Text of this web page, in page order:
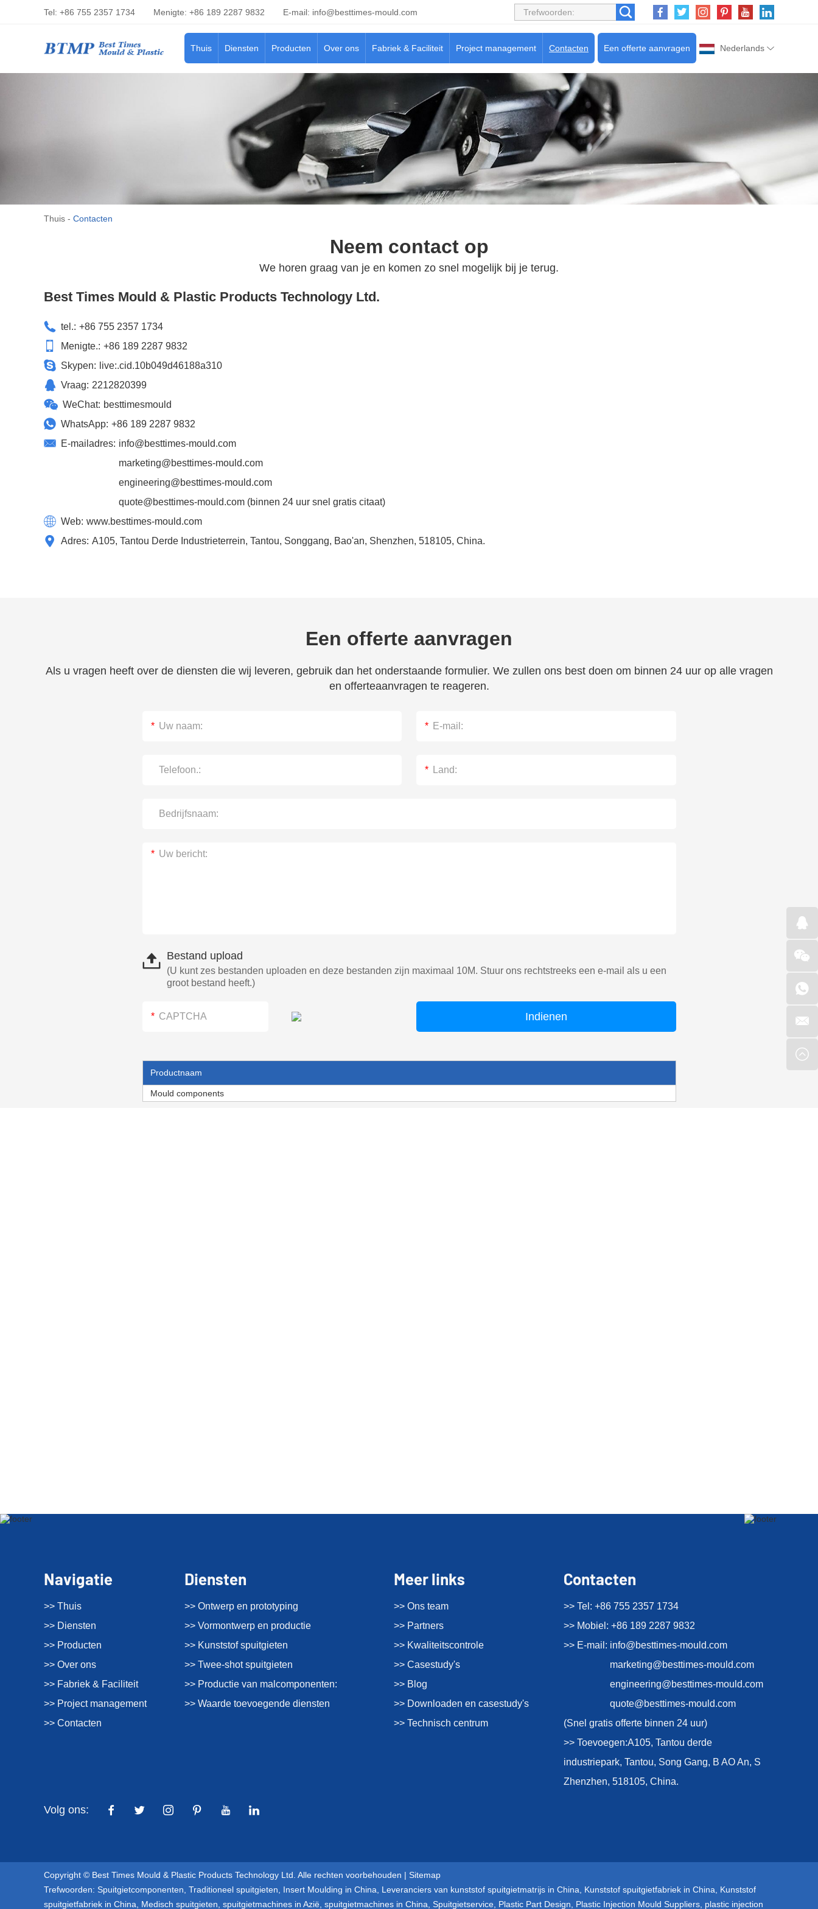
Tel: +86 755 2357 1734 Menigte: +86 189 2287 9832 E-mail: info@besttimes-mould.com
Nederlands
Een offerte aanvragen
Thuis Diensten Producten Over ons Fabriek & Faciliteit Project management Contacten
Thuis - Contacten
Neem contact op
We horen graag van je en komen zo snel mogelijk bij je terug.
Best Times Mould & Plastic Products Technology Ltd.
tel.: +86 755 2357 1734
Menigte.: +86 189 2287 9832
Skypen:
live:.cid.10b049d46188a310
Vraag: 2212820399
WeChat: besttimesmould
WhatsApp: +86 189 2287 9832
E-mailadres: info@besttimes-mould.com
marketing@besttimes-mould.com
engineering@besttimes-mould.com
quote@besttimes-mould.com (binnen 24 uur snel gratis citaat)
Web: www.besttimes-mould.com
Adres: A105, Tantou Derde Industrieterrein, Tantou, Songgang, Bao'an, Shenzhen, 518105, China.
Een offerte aanvragen
Als u vragen heeft over de diensten die wij leveren, gebruik dan het onderstaande formulier. We zullen ons best doen om binnen 24 uur op alle vragen
en offerteaanvragen te reageren.
Bestand upload
(U kunt zes bestanden uploaden en deze bestanden zijn maximaal 10M. Stuur ons rechtstreeks een e-mail als u een
groot bestand heeft.)
Productnaam
Mould components
Navigatie
>> Thuis
>> Diensten
>> Producten
>> Over ons
>> Fabriek & Faciliteit
>> Project management
>> Contacten
Diensten
>> Ontwerp en prototyping
>> Vormontwerp en productie
>> Kunststof spuitgieten
>> Twee-shot spuitgieten
>> Productie van malcomponenten:
>> Waarde toevoegende diensten
Meer links
>> Ons team
>> Partners
>> Kwaliteitscontrole
>> Casestudy's
>> Blog
>> Downloaden en casestudy's
>> Technisch centrum
Contacten
>> Tel: +86 755 2357 1734
>> Mobiel: +86 189 2287 9832
>> E-mail: info@besttimes-mould.com
marketing@besttimes-mould.com
engineering@besttimes-mould.com
quote@besttimes-mould.com
(Snel gratis offerte binnen 24 uur)
>> Toevoegen:A105, Tantou derde
industriepark, Tantou, Song Gang, B AO An, S
Zhenzhen, 518105, China.
Volg ons:
Copyright © Best Times Mould & Plastic Products Technology Ltd. Alle rechten voorbehouden | Sitemap
Trefwoorden: Spuitgietcomponenten Traditioneel spuitgieten Insert Moulding in China Leveranciers van kunststof spuitgietmatrijs in China Kunststof spuitgietfabriek in China
Kunststof
spuitgietfabriek in China
Medisch spuitgieten spuitgietmachines in Azië spuitgietmachines in China Spuitgietservice Plastic Part Design Plastic Injection Mould Suppliers plastic injection